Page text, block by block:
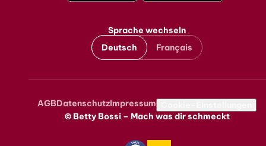
Sprache wechseln
Deutsch
Français
Metanavigation
AGBDatenschutzImpressum
© Betty Bossi – Mach was dir schmeckt